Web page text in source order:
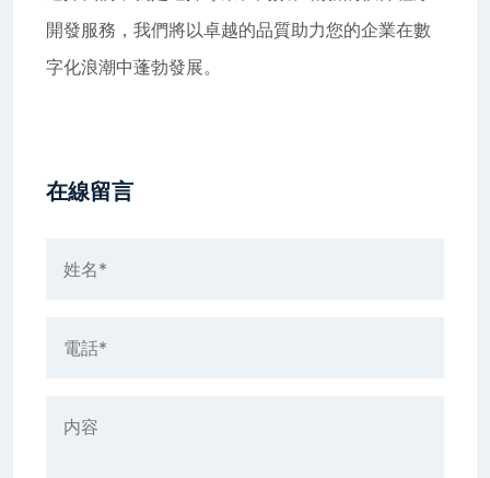
開發服務，我們將以卓越的品質助力您的企業在數
字化浪潮中蓬勃發展。
在線留言